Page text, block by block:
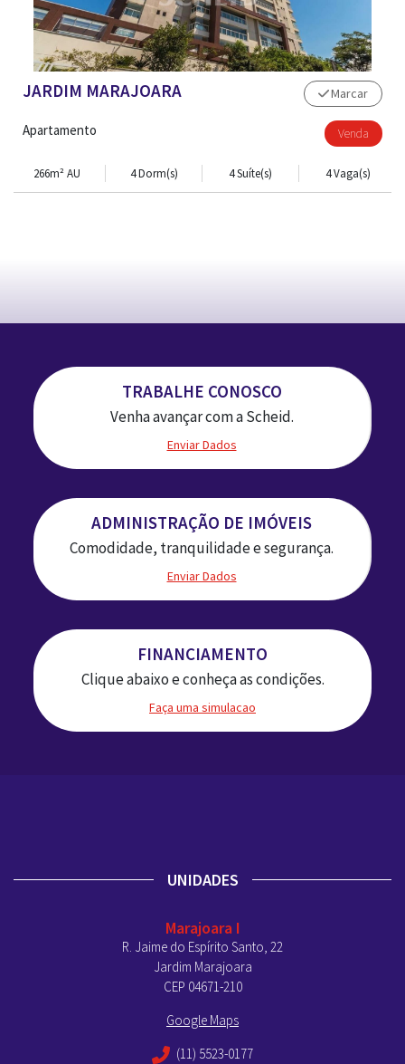
JARDIM MARAJOARA
Apartamento
Marcar
Venda
266m² AU 4 Dorm(s) 4 Suíte(s) 4 Vaga(s)
TRABALHE CONOSCO
Venha avançar com a Scheid.
Enviar Dados
ADMINISTRAÇÃO DE IMÓVEIS
Comodidade, tranquilidade e segurança.
Enviar Dados
FINANCIAMENTO
Clique abaixo e conheça as condições.
Faça uma simulacao
UNIDADES
Marajoara I
R. Jaime do Espírito Santo, 22
Jardim Marajoara
CEP 04671-210
Google Maps
(11) 5523-0177